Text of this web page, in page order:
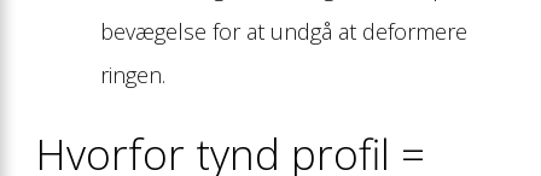
bevægelse for at undgå at deformere
ringen.
Hvorfor tynd profil =